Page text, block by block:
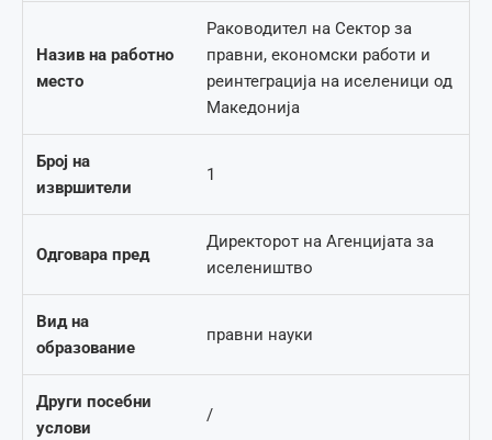
Назив на работно
место
Раководител на Сектор за
правни, економски работи и
реинтеграција на иселеници од
Македонија
Број на
извршители
1
Одговара пред
Директорот на Агенцијата за
иселеништво
Вид на
образование
правни науки
Други посебни
услови
/